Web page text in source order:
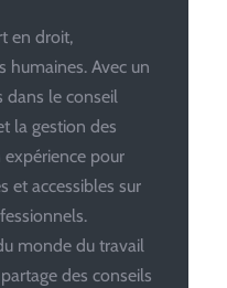
en droit,
humaines. Avec un
dans le conseil
la gestion des
pour
et accessibles sur
monde du travail
des conseils